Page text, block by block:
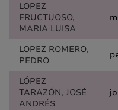
LOPEZ
FRUCTUOSO,
MARIA LUISA
LOPEZ ROMERO,
PEDRO
LÓPEZ
TARAZÓN, JOSÉ
ANDRÉS